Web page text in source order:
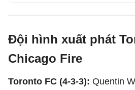
Đội hình xuất phát
Chicago Fire
Toronto FC (4-3-3): Quentin